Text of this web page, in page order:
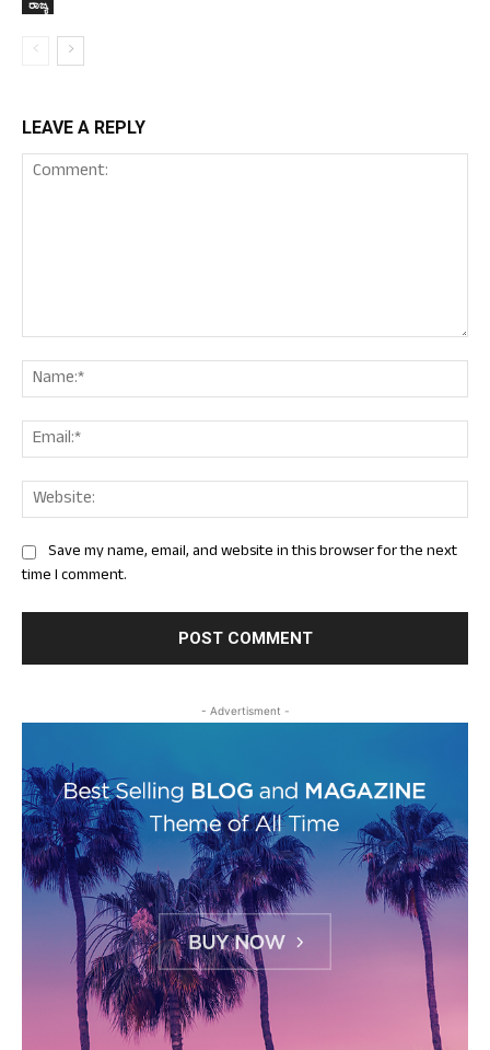
ರಾಜ್ಯ
LEAVE A REPLY
Save my name, email, and website in this browser for the next
time I comment.
- Advertisment -